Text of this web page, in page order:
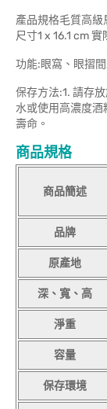
產品規格毛質高
尺寸1 x 16.1 cm
功能:眼窩、眼摺
保存方法:1. 請存
水或使用高濃度
壽命。
商品規格
商品簡述
品牌
原產地
深、寬、高
淨重
容量
保存環境